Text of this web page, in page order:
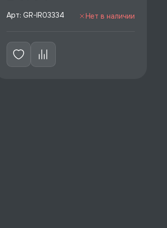
Арт: GR-IR03334 Нет в наличии